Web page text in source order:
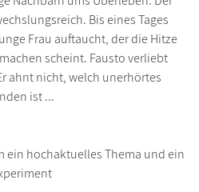
Bis eines Tages
Frau auftaucht, der die Hitze
scheint. Fausto verliebt
ahnt nicht, welch unerhörtes
ist ...
ein hochaktuelles Thema und ein